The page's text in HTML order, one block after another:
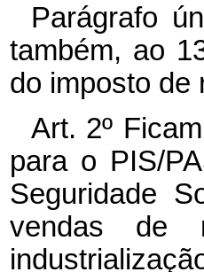
Parágrafo
também, ao
do imposto de
Art. 2º
para o PIS/
Seguridade
vendas de